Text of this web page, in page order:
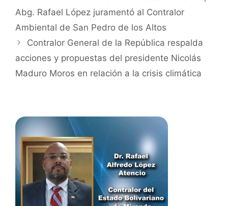
Abg. Rafael López juramentó al Contralor
Ambiental de San Pedro de los Altos
Contralor General de la República respalda
acciones y propuestas del presidente Nicolás
Maduro Moros en relación a la crisis climática